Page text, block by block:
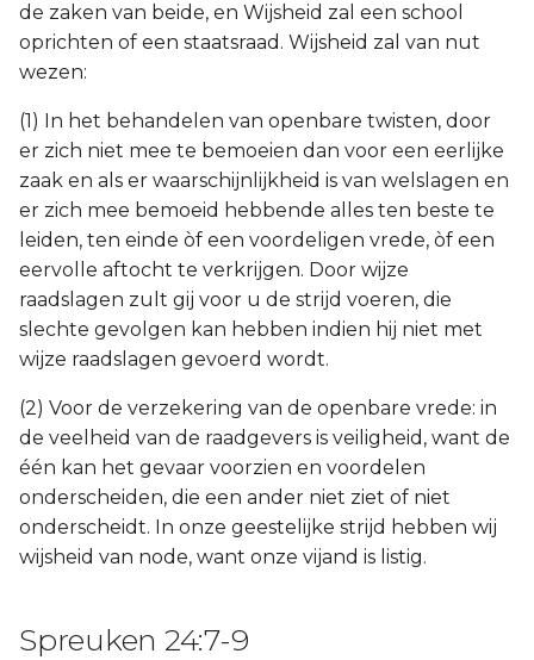
de zaken van beide, en Wijsheid zal een school
oprichten of een staatsraad. Wijsheid zal van nut
wezen:
(1) In het behandelen van openbare twisten, door
er zich niet mee te bemoeien dan voor een eerlijke
zaak en als er waarschijnlijkheid is van welslagen en
er zich mee bemoeid hebbende alles ten beste te
leiden, ten einde òf een voordeligen vrede, òf een
eervolle aftocht te verkrijgen. Door wijze
raadslagen zult gij voor u de strijd voeren, die
slechte gevolgen kan hebben indien hij niet met
wijze raadslagen gevoerd wordt.
(2) Voor de verzekering van de openbare vrede: in
de veelheid van de raadgevers is veiligheid, want de
één kan het gevaar voorzien en voordelen
onderscheiden, die een ander niet ziet of niet
onderscheidt. In onze geestelijke strijd hebben wij
wijsheid van node, want onze vijand is listig.
Spreuken 24:7-9